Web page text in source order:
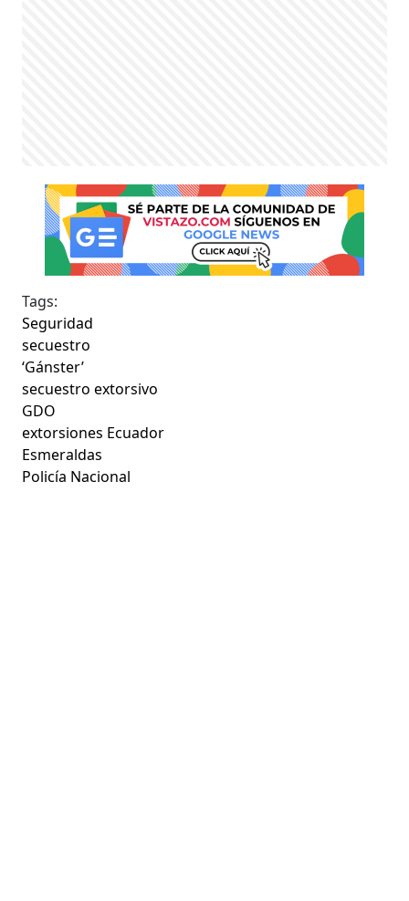
Tags:
Seguridad
secuestro
‘Gánster’
secuestro extorsivo
GDO
extorsiones Ecuador
Esmeraldas
Policía Nacional